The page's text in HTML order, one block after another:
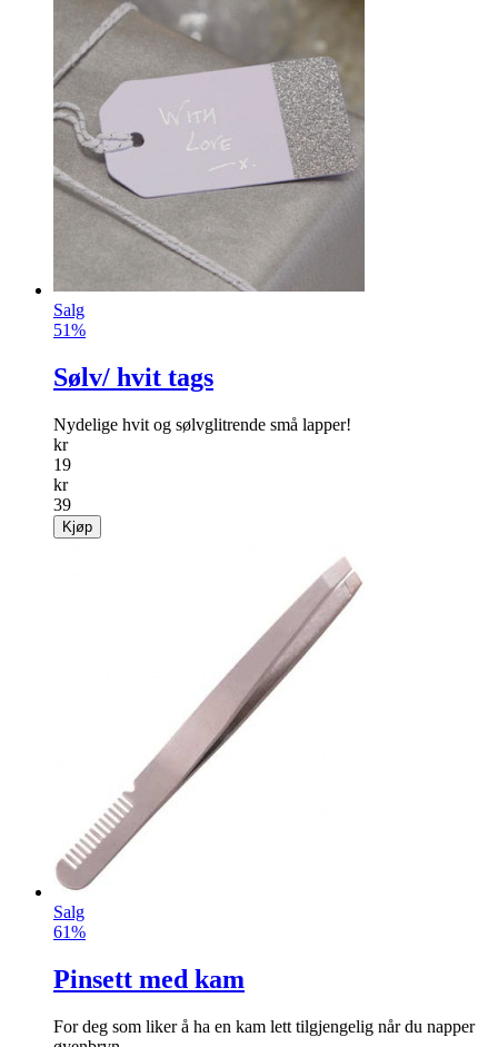
Salg
51%
Sølv/ hvit tags
Nydelige hvit og sølvglitrende små lapper!
kr
19
kr
39
Kjøp
Salg
61%
Pinsett med kam
Fordeg som liker å ha en kam lett tilgjengelig når du napper